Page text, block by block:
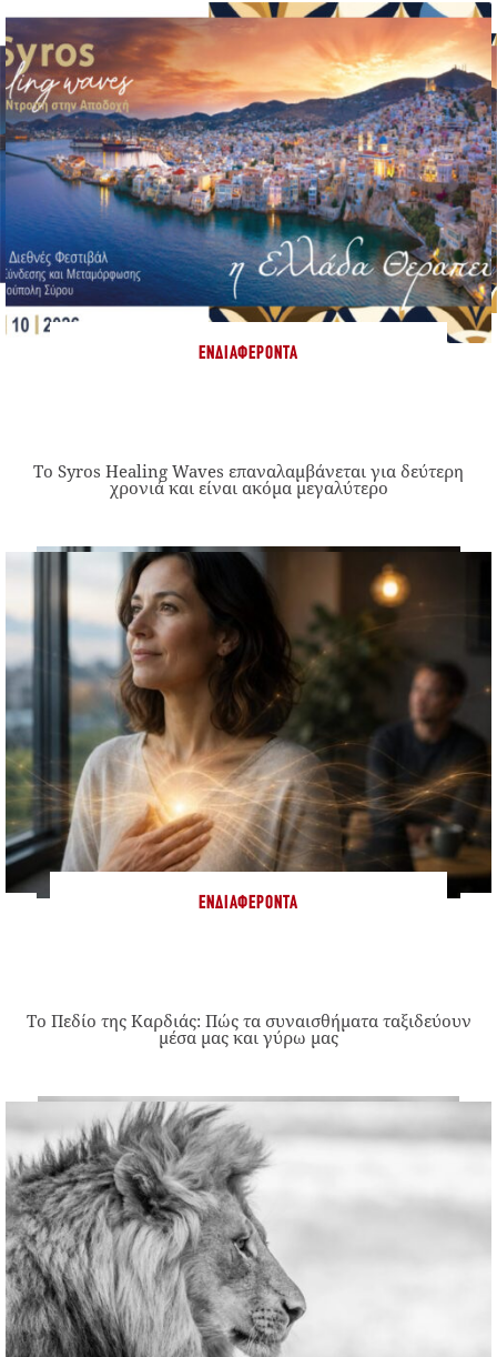
ΕΝΔΙΑΦΈΡΟΝΤΑ
Το Syros Healing Waves επαναλαμβάνεται για δεύτερη
χρονιά και είναι ακόμα μεγαλύτερο
ΕΝΔΙΑΦΈΡΟΝΤΑ
Το Πεδίο της Καρδιάς: Πώς τα συναισθήματα ταξιδεύουν
μέσα μας και γύρω μας